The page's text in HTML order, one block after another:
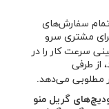
تمام سفارش‌های
مشتری سرو
سرعت کار را در
از طرفی
مطلوبی می‌دهد.
گریل منو